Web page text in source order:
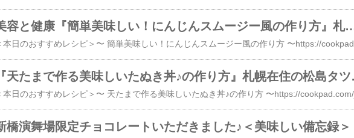
美容と健康『簡単美味しい！にんじんスムージー風の作り方』札幌在住
『天たまで
橋演舞場限定チョコレートいただきました♪＜美味しい備忘録＞